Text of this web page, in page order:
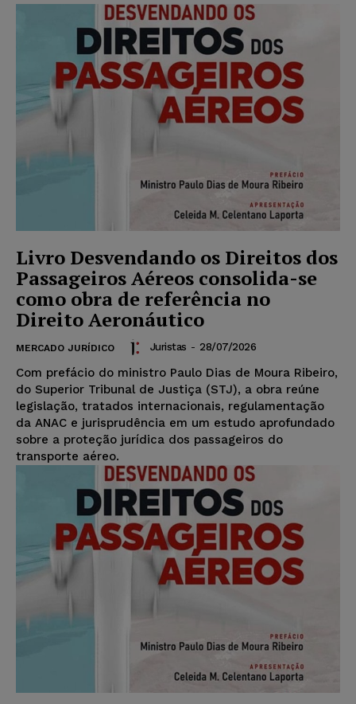
Livro Desvendando os Direitos dos
Passageiros Aéreos consolida-se
como obra de referência no
Direito Aeronáutico
MERCADO JURÍDICO Juristas - 28/07/2026
Com prefácio do ministro Paulo Dias de Moura Ribeiro,
do Superior Tribunal de Justiça (STJ), a obra reúne
legislação, tratados internacionais, regulamentação
da ANAC e jurisprudência em um estudo aprofundado
sobre a proteção jurídica dos passageiros do
transporte aéreo.